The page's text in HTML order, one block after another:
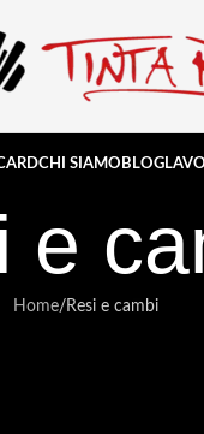
CHI SIAMO BLOG
e
Home Resi e cambi
motivo